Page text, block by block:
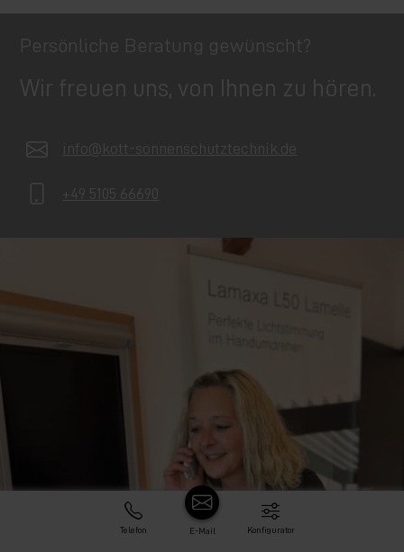
Persönliche Beratung gewünscht?
Wir freuen uns, von Ihnen zu hören.
info@kott-sonnenschutztechnik.de
+49 5105 66690
Telefon E-Mail Konfigurator